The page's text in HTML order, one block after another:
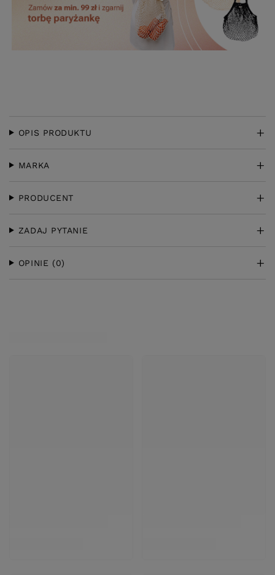
OPIS PRODUKTU
MARKA
PRODUCENT
ZADAJ PYTANIE
OPINIE (0)